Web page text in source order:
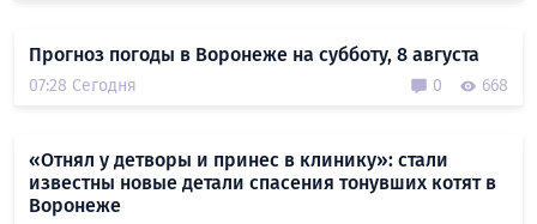
Прогноз погоды в Воронеже на субботу, 8 августа
07:28 Сегодня 0 668
«Отнял у детворы и принес в клинику»: стали
известны новые детали спасения тонувших котят в
Воронеже